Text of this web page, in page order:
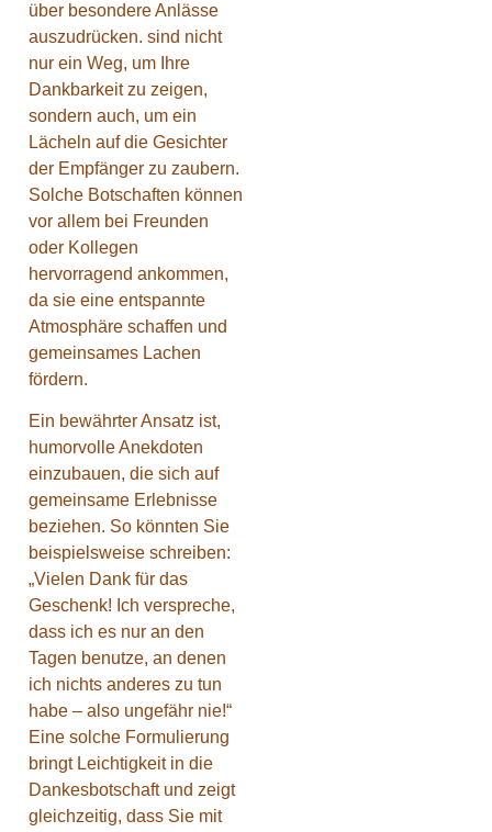
über besondere Anlässe
auszudrücken. sind nicht
nur ein Weg, um Ihre
Dankbarkeit zu zeigen,
sondern auch, um ein
Lächeln auf die Gesichter
der Empfänger zu zaubern.
Solche Botschaften können
vor allem bei Freunden
oder Kollegen
hervorragend ankommen,
da sie eine entspannte
Atmosphäre schaffen und
gemeinsames Lachen
fördern.
Ein bewährter Ansatz ist,
humorvolle Anekdoten
einzubauen, die sich auf
gemeinsame Erlebnisse
beziehen. So könnten Sie
beispielsweise schreiben:
„Vielen Dank für das
Geschenk! Ich verspreche,
dass ich es nur an den
Tagen benutze, an denen
ich nichts anderes zu tun
habe – also ungefähr nie!“
Eine solche Formulierung
bringt Leichtigkeit in die
Dankesbotschaft und zeigt
gleichzeitig, dass Sie mit